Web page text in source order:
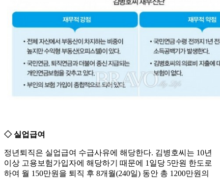
◇ 실업급여
정년퇴직은 실업급여 수급사유에 해당한다. 김병호씨는 10년
이상 고용보험가입자에 해당하기 때문에 1일당 5만원 한도로
하여 월 150만원을 퇴직 후 8개월(240일) 동안 총 1200만원의